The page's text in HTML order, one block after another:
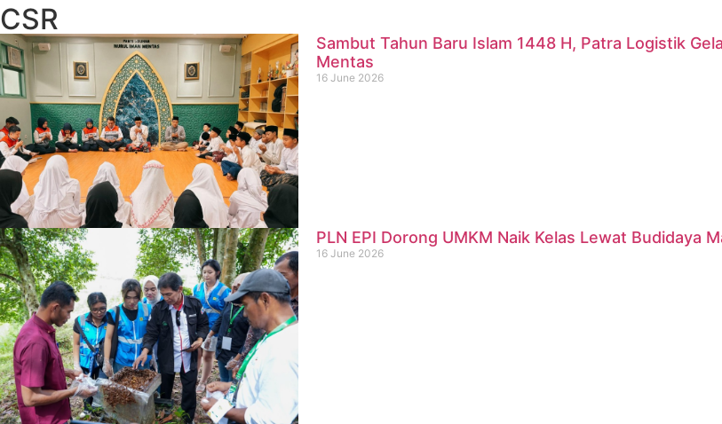
CSR
Sambut Tahun Baru Islam 1448 H, Patra Logistik
Mentas
16 June 2026
PLN EPI Dorong UMKM Naik Kelas Lewat Budidaya
16 June 2026